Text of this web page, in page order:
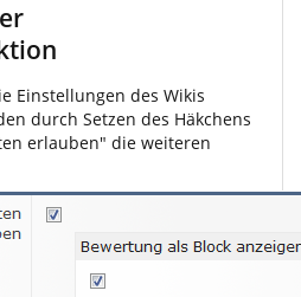
Einstellungen des Wikis
durch Setzen des Häkchens
erlauben" die weiteren